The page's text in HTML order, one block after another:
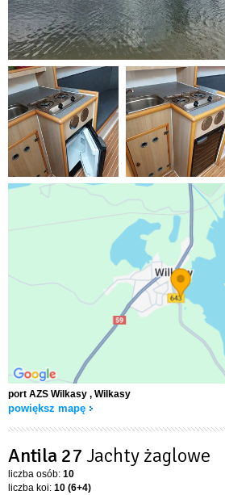
port AZS Wilkasy , Wilkasy
powiększ mapę
Antila 27 Jachty żaglowe
liczba osób: 10
liczba koi: 10 (6+4)